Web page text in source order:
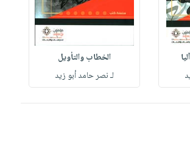
الخطاب والتأويل
لـ نصر حامد أبو زيد